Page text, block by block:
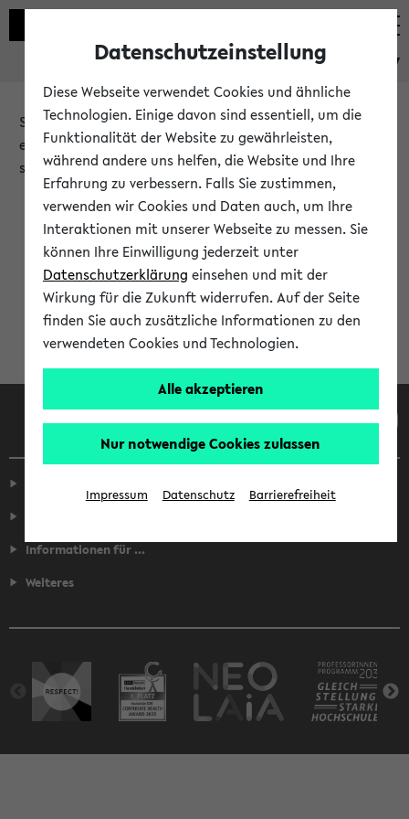
eKVV
Sie möchten auf eine eKVV Funktion zugreifen, die Ihnen
erst nach einer Anmeldung am System zur Verfügung
steht.
Bitte melden Sie sich an:
Anmeldung am eKVV
Informationen für ...
Weiteres
Datenschutzeinstellung
Diese Webseite verwendet Cookies und ähnliche
Technologien. Einige davon sind essentiell, um die
Funktionalität der Website zu gewährleisten,
während andere uns helfen, die Website und Ihre
Erfahrung zu verbessern. Falls Sie zustimmen,
verwenden wir Cookies und Daten auch, um Ihre
Interaktionen mit unserer Webseite zu messen. Sie
können Ihre Einwilligung jederzeit unter
Datenschutzerklärung einsehen und mit der
Wirkung für die Zukunft widerrufen. Auf der Seite
finden Sie auch zusätzliche Informationen zu den
verwendeten Cookies und Technologien.
Alle akzeptieren
Nur notwendige Cookies zulassen
Impressum Datenschutz Barrierefreiheit